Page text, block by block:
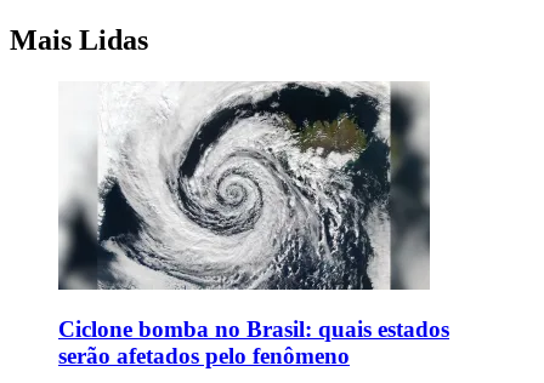
Mais Lidas
Ciclone bomba no Brasil: quais estados
serão afetados pelo fenômeno